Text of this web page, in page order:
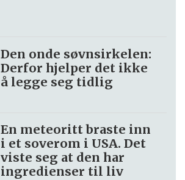
Den onde søvnsirkelen:
Derfor hjelper det ikke
å legge seg tidlig
En meteoritt braste inn
i et soverom i USA. Det
viste seg at den har
ingredienser til liv